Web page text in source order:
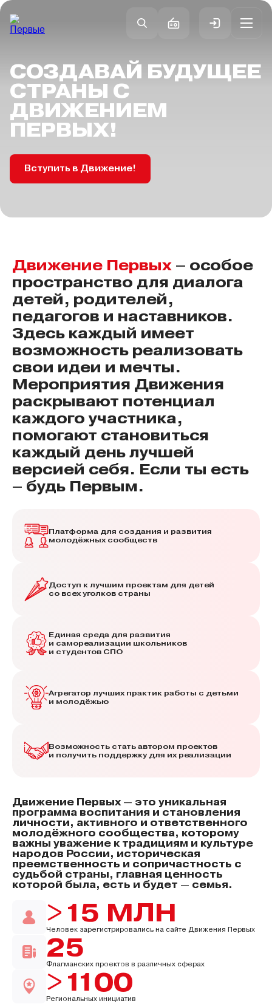
СОЗДАВАЙ БУДУЩЕЕ
СТРАНЫ С
ДВИЖЕНИЕМ
ПЕРВЫХ!
Вступить в Движение!
Движение Первых – особое
пространство для диалога
детей, родителей,
педагогов и наставников.
Здесь каждый имеет
возможность реализовать
свои идеи и мечты.
Мероприятия Движения
раскрывают потенциал
каждого участника,
помогают становиться
каждый день лучшей
версией себя. Если ты есть
– будь Первым.
Платформа для создания и развития
молодёжных сообществ
Доступ к лучшим проектам для детей
со всех уголков страны
Единая среда для развития
и самореализации школьников
и студентов СПО
Агрегатор лучших практик работы с детьми
и молодёжью
Возможность стать автором проектов
и получить поддержку для их реализации
Движение Первых — это уникальная
программа воспитания и становления
личности, активного и ответственного
молодёжного сообщества, которому
важны уважение к традициям и культуре
народов России, историческая
преемственность и сопричастность с
судьбой страны, главная ценность
которой была, есть и будет — семья.
>15 МЛН
Человек зарегистрировались на сайте Движения Первых
25
Флагманских проектов в различных сферах
>1100
Региональных инициатив